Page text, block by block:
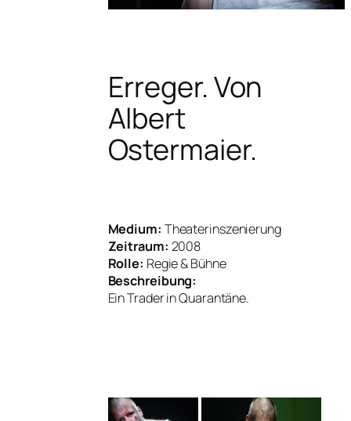
Erreger. Von
Albert
Ostermaier.
Medium: Theaterinszenierung
Zeitraum: 2008
Rolle: Regie & Bühne
Beschreibung:
Ein Trader in Quarantäne.